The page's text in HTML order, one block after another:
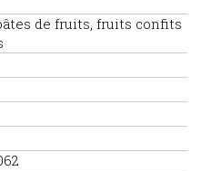
de fruits, fruits confits